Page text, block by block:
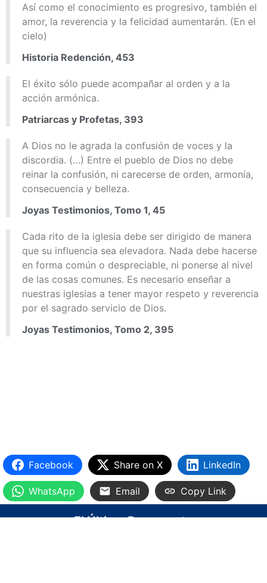
Así como el conocimiento es progresivo, también el
amor, la reverencia y la felicidad aumentarán. (En el
cielo)
Historia Redención, 453
El éxito sólo puede acompañar al orden y a la
acción armónica.
Patriarcas y Profetas, 393
A Dios no le agrada la confusión de voces y la
discordia. (…) Entre el pueblo de Dios no debe
reinar la confusión, ni carecerse de orden, armonía,
consecuencia y belleza.
Joyas Testimonios, Tomo 1, 45
Cada rito de la iglesia debe ser dirigido de manera
que su influencia sea elevadora. Nada debe hacerse
en forma común o despreciable, ni ponerse al nivel
de las cosas comunes. Es necesario enseñar a
nuestras iglesias a tener mayor respeto y reverencia
por el sagrado servicio de Dios.
Joyas Testimonios, Tomo 2, 395
Facebook Share on X LinkedIn
WhatsApp Email Copy Link
El Último Remanente